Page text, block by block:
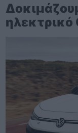
ηλεκτρικό